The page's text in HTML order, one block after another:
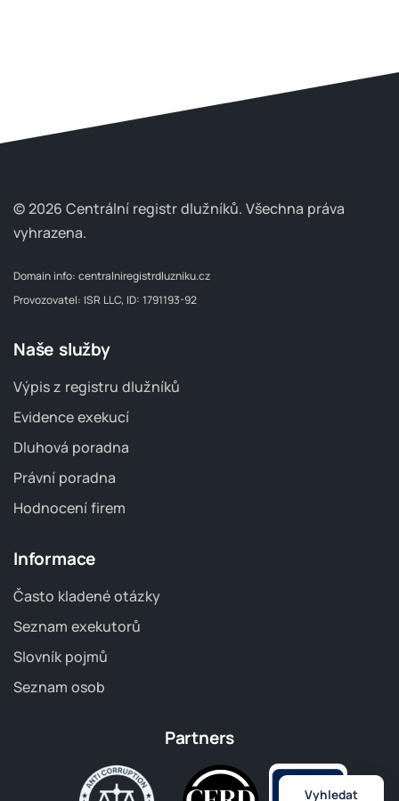
© 2026 Centrální registr dlužníků. Všechna práva
vyhrazena.
Domain info: centralniregistrdluzniku.cz
Provozovatel: ISR LLC, ID: 1791193-92
Naše služby
Výpis z registru dlužníků
Evidence exekucí
Dluhová poradna
Právní poradna
Hodnocení firem
Informace
Často kladené otázky
Seznam exekutorů
Slovník pojmů
Seznam osob
Partners
Vyhledat